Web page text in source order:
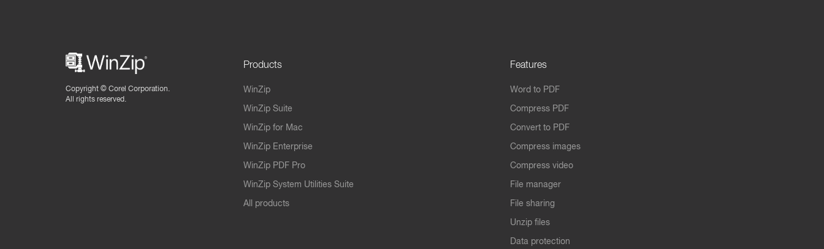
Copyright © Corel Corporation.
All rights reserved.
Products
WinZip
WinZip Suite
WinZip for Mac
WinZip Enterprise
WinZip PDF Pro
WinZip System Utilities Suite
All products
Features
Word to PDF
Compress PDF
Convert to PDF
Compress images
Compress video
File manager
File sharing
Unzip files
Data protection